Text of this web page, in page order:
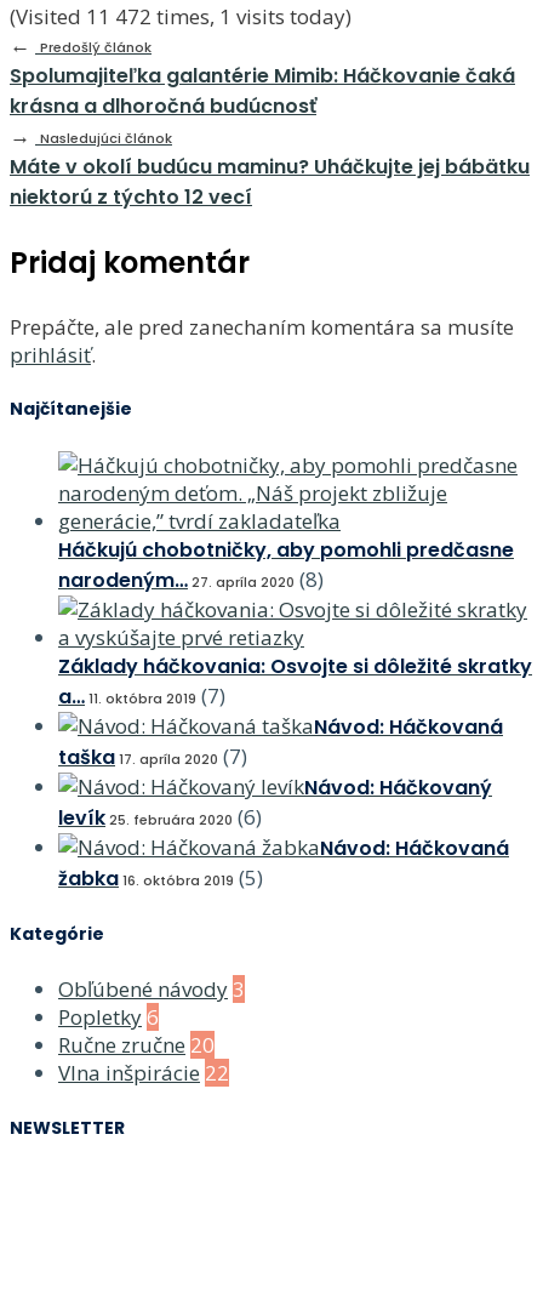
(Visited 11 472 times, 1 visits today)
←
Predošlý článok
Spolumajiteľka galantérie Mimib: Háčkovanie čaká
krásna a dlhoročná budúcnosť
→
Nasledujúci článok
Máte v okolí budúcu maminu? Uháčkujte jej bábätku
niektorú z týchto 12 vecí
Pridaj komentár
Prepáčte, ale pred zanechaním komentára sa musíte
prihlásiť.
Najčítanejšie
Háčkujú chobotničky, aby pomohli predčasne
narodeným…27. apríla 2020 (8)
Základy háčkovania: Osvojte si dôležité skratky
a…11. októbra 2019 (7)
Návod: Háčkovaná
taška17. apríla 2020 (7)
Návod: Háčkovaný
levík25. februára 2020 (6)
Návod: Háčkovaná
žabka16. októbra 2019 (5)
Kategórie
Obľúbené návody3
Popletky6
Ručne zručne 20
Vlna inšpirácie 22
NEWSLETTER